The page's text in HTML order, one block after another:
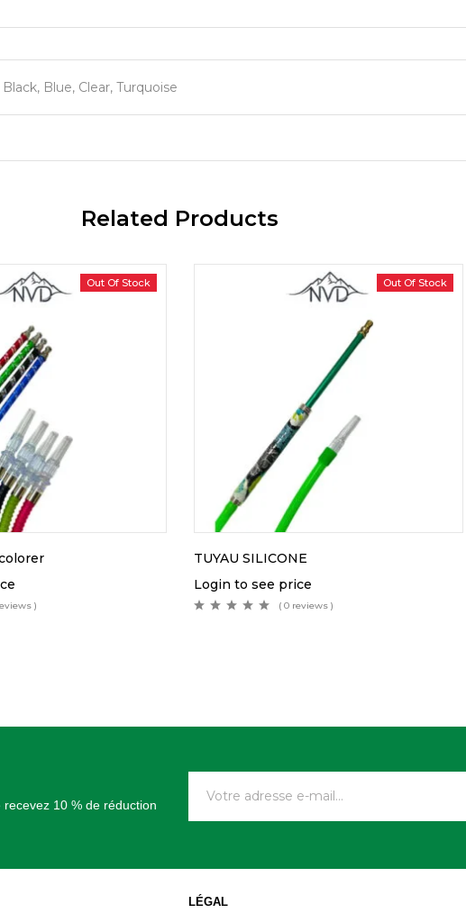
Black, Blue, Clear, Turquoise
Related Products
Out Of Stock
)
Out Of Stock
TUYAU SILICONE
Login to see price
( 0 reviews )
10 % de réduction
LÉGAL